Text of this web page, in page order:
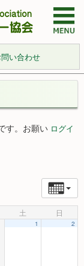
い合わせ
す。お願い ログイ
土 日
1 2